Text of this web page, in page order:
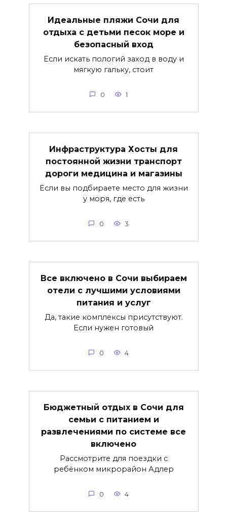
Идеальные пляжи Сочи для
отдыха с детьми песок море и
безопасный вход
Если искать пологий заход в воду и
мягкую гальку, стоит
0 1
Инфраструктура Хосты для
постоянной жизни транспорт
дороги медицина и магазины
Если вы подбираете место для жизни
у моря, где есть
0 3
Все включено в Сочи выбираем
отели с лучшими условиями
питания и услуг
Да, такие комплексы присутствуют.
Если нужен готовый
0 4
Бюджетный отдых в Сочи для
семьи с питанием и
развлечениями по системе все
включено
Рассмотрите для поездки с
ребёнком микрорайон Адлер
0 4